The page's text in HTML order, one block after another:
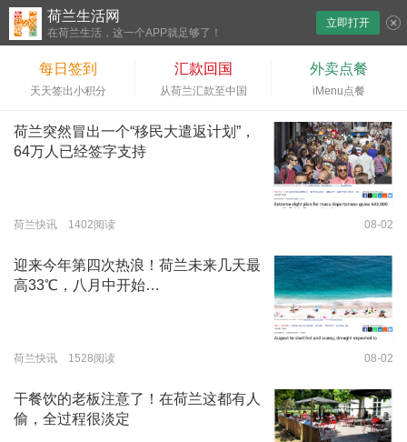
荷兰生活网
在荷兰生活，这一个APP就足够了！
立即打开
每日签到
天天签出小积分
汇款回国
从荷兰汇款至中国
外卖点餐
iMenu点餐
荷兰突然冒出一个“移民大遣返计划”，
64万人已经签字支持
荷兰快讯 1402阅读 08-02
迎来今年第四次热浪！荷兰未来几天最
高33℃，八月中开始…
荷兰快讯 1528阅读 08-02
干餐饮的老板注意了！在荷兰这都有人
偷，全过程很淡定